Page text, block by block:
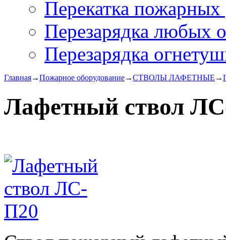
Перекатка пожарных
Перезарядка любых
Перезарядка
Главная→Пожарное оборудование→СТВОЛЫ ЛАФЕТНЫЕ →
Лафетный ствол